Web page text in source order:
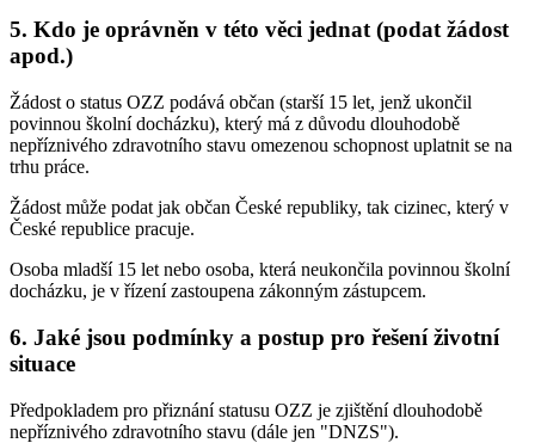
5. Kdo je oprávněn v této věci jednat (podat žádost
apod.)
Žádost o status OZZ podává občan (starší 15 let, jenž ukončil
povinnou školní docházku), který má z důvodu dlouhodobě
nepříznivého zdravotního stavu omezenou schopnost uplatnit se na
trhu práce.
Žádost může podat jak občan České republiky, tak cizinec, který v
České republice pracuje.
Osoba mladší 15 let nebo osoba, která neukončila povinnou školní
docházku, je v řízení zastoupena zákonným zástupcem.
6. Jaké jsou podmínky a postup pro řešení životní
situace
Předpokladem pro přiznání statusu OZZ je zjištění dlouhodobě
nepříznivého zdravotního stavu (dále jen "DNZS").